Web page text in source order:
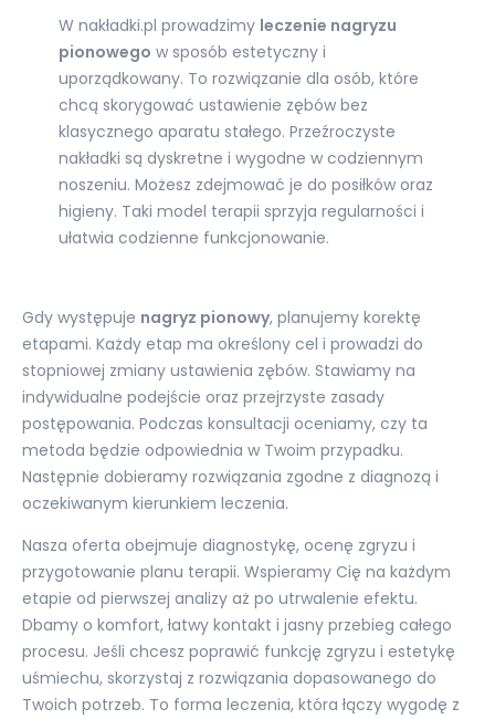
W nakładki.pl prowadzimy leczenie nagryzu
pionowego w sposób estetyczny i
uporządkowany. To rozwiązanie dla osób, które
chcą skorygować ustawienie zębów bez
klasycznego aparatu stałego. Przeźroczyste
nakładki są dyskretne i wygodne w codziennym
noszeniu. Możesz zdejmować je do posiłków oraz
higieny. Taki model terapii sprzyja regularności i
ułatwia codzienne funkcjonowanie.
Gdy występuje nagryz pionowy, planujemy korektę
etapami. Każdy etap ma określony cel i prowadzi do
stopniowej zmiany ustawienia zębów. Stawiamy na
indywidualne podejście oraz przejrzyste zasady
postępowania. Podczas konsultacji oceniamy, czy ta
metoda będzie odpowiednia w Twoim przypadku.
Następnie dobieramy rozwiązania zgodne z diagnozą i
oczekiwanym kierunkiem leczenia.
Nasza oferta obejmuje diagnostykę, ocenę zgryzu i
przygotowanie planu terapii. Wspieramy Cię na każdym
etapie od pierwszej analizy aż po utrwalenie efektu.
Dbamy o komfort, łatwy kontakt i jasny przebieg całego
procesu. Jeśli chcesz poprawić funkcję zgryzu i estetykę
uśmiechu, skorzystaj z rozwiązania dopasowanego do
Twoich potrzeb. To forma leczenia, która łączy wygodę z